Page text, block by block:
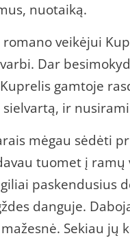
nuotaiką.
veikėjui
Dar
gamtoje
sielvartą, ir
mėgau sėdėti
tuomet į ramų
paskendusius
danguje.
Sekiau jų